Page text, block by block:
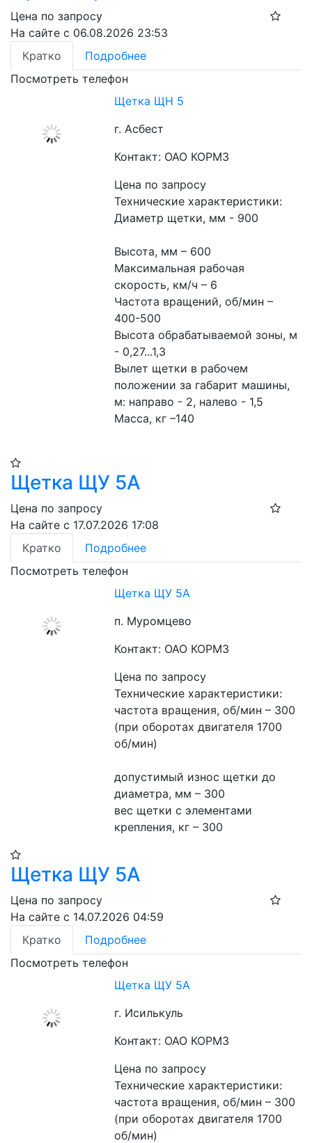
Цена по запросу
На сайте с 06.08.2026 23:53
Кратко
Подробнее
Посмотреть телефон
Щетка ЩН 5
г. Асбест
Контакт: ОАО КОРМЗ
Цена по запросу
Технические характеристики:
Диаметр щетки, мм - 900
Высота, мм – 600
Максимальная рабочая
скорость, км/ч – 6
Частота вращений, об/мин –
400-500
Высота обрабатываемой зоны, м
- 0,27...1,3
Вылет щетки в рабочем
положении за габарит машины,
м: направо - 2, налево - 1,5
Масса, кг –140
Щетка ЩУ 5А
Цена по запросу
На сайте с 17.07.2026 17:08
Кратко
Подробнее
Посмотреть телефон
Щетка ЩУ 5А
п. Муромцево
Контакт: ОАО КОРМЗ
Цена по запросу
Технические характеристики:
частота вращения, об/мин – 300
(при оборотах двигателя 1700
об/мин)
допустимый износ щетки до
диаметра, мм – 300
вес щетки с элементами
крепления, кг – 300
Щетка ЩУ 5А
Цена по запросу
На сайте с 14.07.2026 04:59
Кратко
Подробнее
Посмотреть телефон
Щетка ЩУ 5А
г. Исилькуль
Контакт: ОАО КОРМЗ
Цена по запросу
Технические характеристики:
частота вращения, об/мин – 300
(при оборотах двигателя 1700
об/мин)